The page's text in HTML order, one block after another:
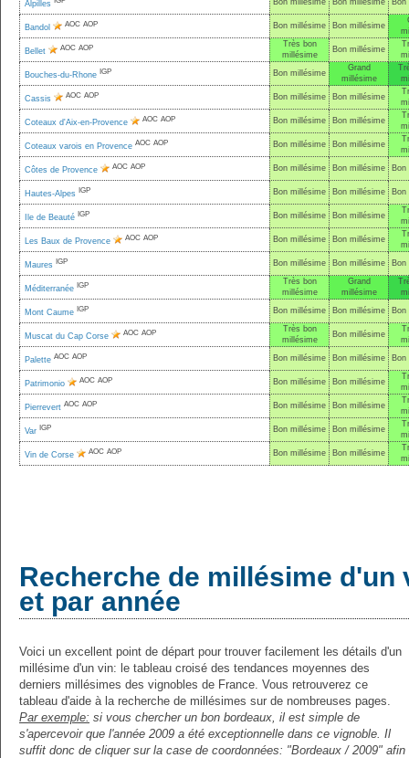
Alpilles Bon millésime Bon millésime Bon
Bandol AOC AOP Bon millésime Bon millésime
Bellet AOC AOP
Très bon
millésime
Bon millésime
Bouches-du-Rhone IGP Bon millésime
Grand
millésime
Cassis AOC AOP Bon millésime Bon millésime
Coteaux d'Aix-en-Provence AOC AOP Bon millésime Bon millésime
Coteaux varois en Provence AOC AOP Bon millésime Bon millésime
Côtes de Provence AOC AOP Bon millésime Bon millésime Bon
Hautes-Alpes IGP Bon millésime Bon millésime Bon
Ile de Beauté IGP Bon millésime Bon millésime
Les Baux de Provence AOC AOP Bon millésime Bon millésime
Maures IGP Bon millésime Bon millésime Bon
Méditerranée IGP
Très bon
millésime
Grand
millésime
Mont Caume IGP Bon millésime Bon millésime Bon
Muscat du Cap Corse AOC AOP
Très bon
millésime
Bon millésime
Palette AOC AOP Bon millésime Bon millésime Bon
Patrimonio AOC AOP Bon millésime Bon millésime
Pierrevert AOC AOP Bon millésime Bon millésime
Var IGP Bon millésime Bon millésime
Vin de Corse AOC AOP Bon millésime Bon millésime
Recherche de millésime d'un
et par année
Voici un excellent point de départ pour trouver facilement les détails d'un
millésime d'un vin: le tableau croisé des tendances moyennes des
derniers millésimes des vignobles de France. Vous retrouverez ce
tableau d'aide à la recherche de millésimes sur de nombreuses pages.
Par exemple: si vous chercher un bon bordeaux, il est simple de
s'apercevoir que l'année 2009 a été exceptionnelle dans ce vignoble. Il
suffit donc de cliquer sur la case de coordonnées: "Bordeaux / 2009" afin